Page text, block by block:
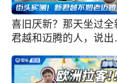
喜旧厌新？那天坐过全
君越和迈腾的人，说出